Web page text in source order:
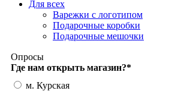
Для всех
Варежки с логотипом
Подарочные коробки
Подарочные мешочки
Опросы
Где нам открыть магазин?*
м. Курская